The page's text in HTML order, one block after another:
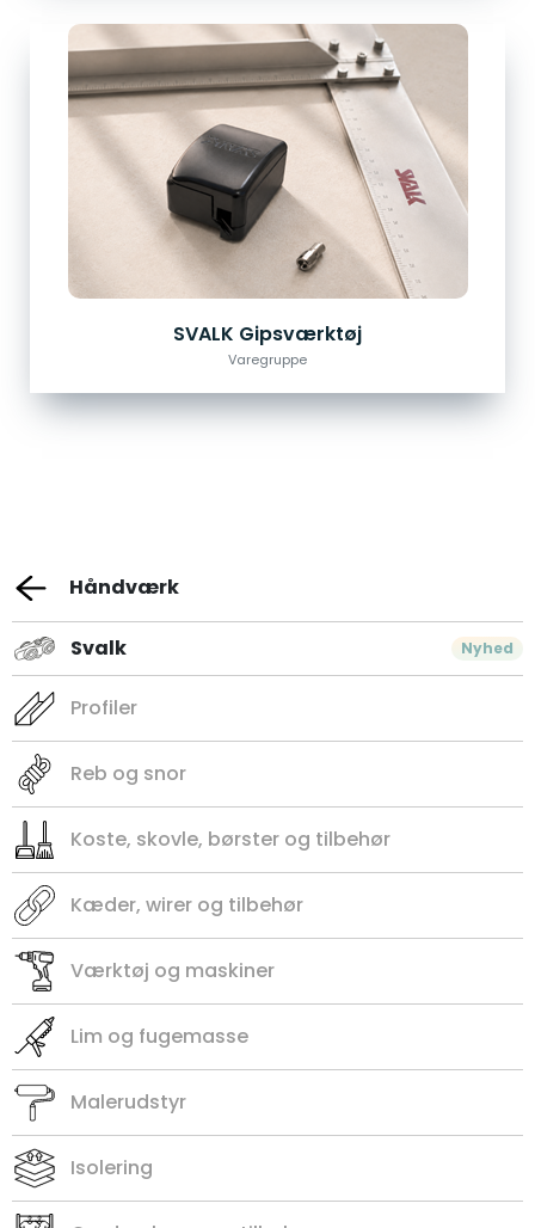
SVALK Gipsværktøj
Varegruppe
Håndværk
Svalk Nyhed
Profiler
Reb og snor
Koste, skovle, børster og tilbehør
Kæder, wirer og tilbehør
Værktøj og maskiner
Lim og fugemasse
Malerudstyr
Isolering